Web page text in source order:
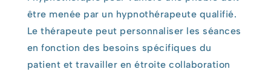
être menée par un hypnothérapeute qualifié.
Le thérapeute peut personnaliser les séances
en fonction des besoins spécifiques du
patient et travailler en étroite collaboration